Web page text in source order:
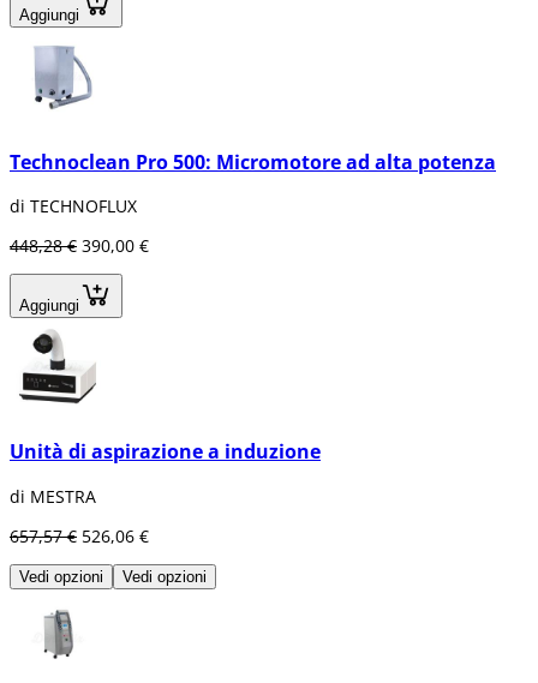
garantendo in ogni momento le prestazioni e
Aggiungi
Technoclean Pro 500: Micromotore ad alta potenza
di TECHNOFLUX
448,28 € 390,00 €
Aggiungi
Unità di aspirazione a induzione
di MESTRA
657,57 € 526,06 €
Vedi opzioni Vedi opzioni